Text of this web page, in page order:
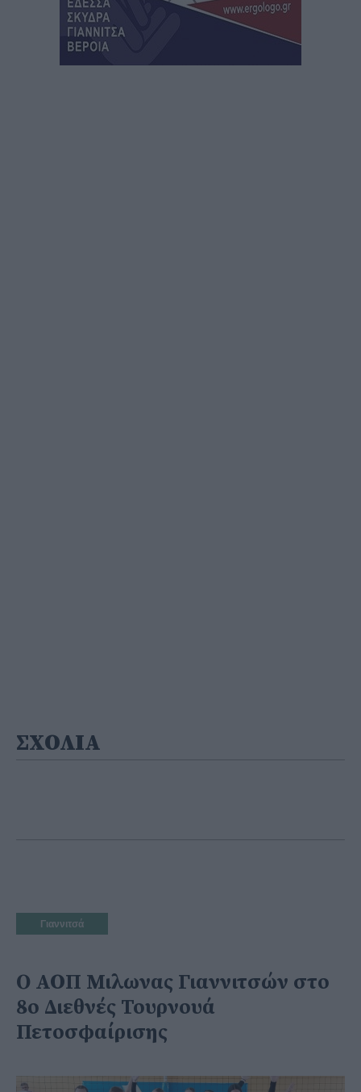
ΣΧΟΛΙΑ
Γιαννιτσά
O ΑΟΠ Μιλωνας Γιαννιτσών στο
8ο Διεθνές Τουρνουά
Πετοσφαίρισης